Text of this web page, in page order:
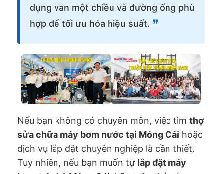
dụng van một chiều và đường ống phù
hợp để tối ưu hóa hiệu suất. ❞
Nếu bạn không có chuyên môn, việc tìm thợ
sửa chữa máy bơm nước tại Móng Cái hoặc
dịch vụ lắp đặt chuyên nghiệp là cần thiết.
Tuy nhiên, nếu bạn muốn tự lắp đặt máy